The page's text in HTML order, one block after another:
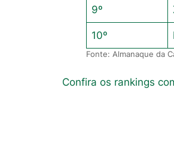
9º
10º
Fonte: Almanaque da
Confira os rankings